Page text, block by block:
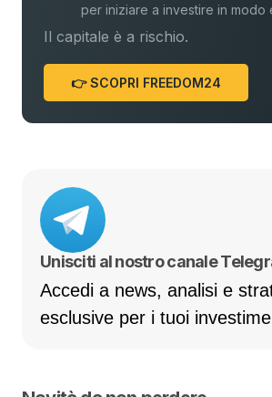
per iniziare a investire in modo
Il capitale è a rischio.
👉 SCOPRI FREEDOM24
Unisciti al nostro canale
Accedi a news, analisi e
esclusive per i tuoi